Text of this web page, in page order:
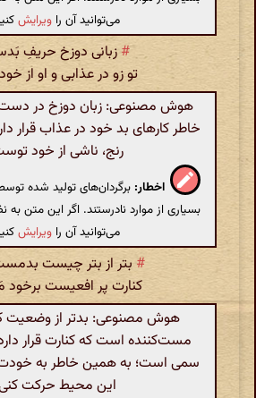
می‌توانید آن را ویرایش
#زبانی دوزخ حریفِ
تو زو در عذابی و او از
هوش مصنوعی: زبان دوزخ در
خاطر کارهای بد خود در عذاب قرار
رنج، ناشی از خود
اخطار: برگردان‌های تولید شده
بسیاری از موارد نادرستند. اگر این متن
می‌توانید آن را ویرایش
# بتر از بتر چیست
کنارت پر افعیست
هوش مصنوعی: بدتر از وضعیت
مست‌کننده است که کنارت قرار
سمی است؛ به همین خاطر به خودت
این محیط حرکت